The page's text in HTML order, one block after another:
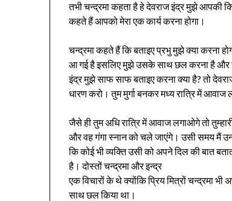
तभी चन्द्रमा कहता है हे देवराज इंद्र मुझे आपकी
कहते हैं आपको मेरा एक कार्य करना होगा।
चन्द्रमा कहते हैं कि बताइए प्रभु मुझे क्या करना
आ गई है इसलिए मुझे उसके साथ छल करना है और
इंद्र मुझे साफ साफ बताइए करना क्या है? तो
धारण करो। तुम मुर्गा बनकर मध्य रात्रि में आवाज
जैसे ही तुम अधि रात्रि में आवाज लगाओगे तो
और वह गंगा स्नान को चले जाएंगे। उसी समय मैं
कि कोई भी व्यक्ति उसी को अपने दिल की बात
है। दोस्तों चन्द्रमा और इन्द्र
एक विचारों के थे क्योंकि प्रिय मित्रों चन्द्रमा
साथ छल किया था।